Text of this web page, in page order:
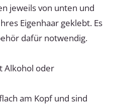
jeweils von unten und
Eigenhaar geklebt. Es
dafür notwendig.
Alkohol oder
am Kopf und sind